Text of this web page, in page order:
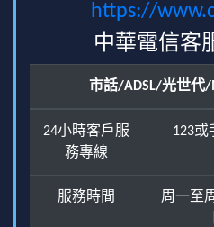
https://
中華電信客
市話/ADSL/光世代
24小時客戶服
務專線
123或
服務時間
周一至